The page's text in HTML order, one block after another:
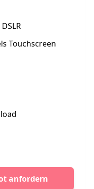
Touchscreen
anfordern